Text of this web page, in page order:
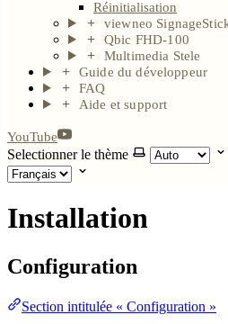
Réinitialisation
viewneo
Qbic FHD-100
Multimedia Stele
Guide du développeur
FAQ
Aide et support
YouTube
Selectionner le thème
Installation
Configuration
Section intitulée « Configuration »